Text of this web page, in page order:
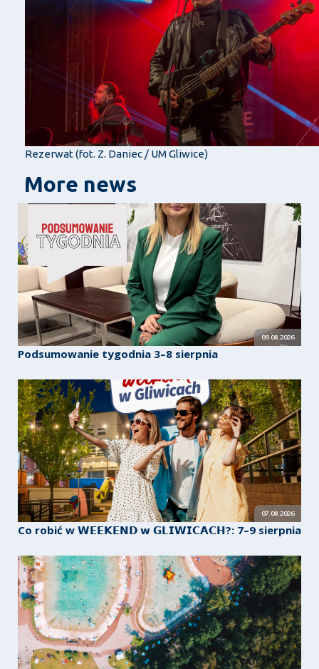
Rezerwat (fot. Z. Daniec / UM Gliwice)
More news
09.08.2026
Podsumowanie tygodnia 3–8 sierpnia
07.08.2026
Co robić w 𝗪𝗘𝗘𝗞𝗘𝗡𝗗 𝘄 𝗚𝗟𝗜𝗪𝗜𝗖𝗔𝗖𝗛?: 7–9 sierpnia